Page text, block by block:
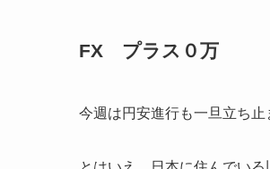
FX プラス０万
今週は円安進行も一旦立ち